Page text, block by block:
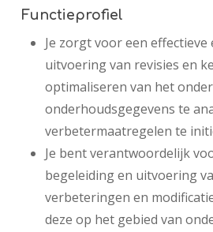
Functieprofiel
Je zorgt voor een effectieve
uitvoering van revisies en
optimaliseren van het
onderhoudsgegevens te
verbetermaatregelen te
Je bent verantwoordelijk
begeleiding en uitvoering
verbeteringen en
deze op het gebied van